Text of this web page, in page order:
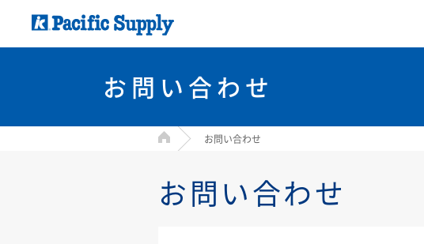
お問い合わせ
HOME お問い合わせ
お問い合わせ